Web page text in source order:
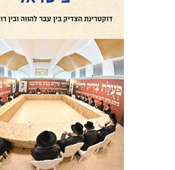
הנחת אתר ספר מודפס
$46
$41